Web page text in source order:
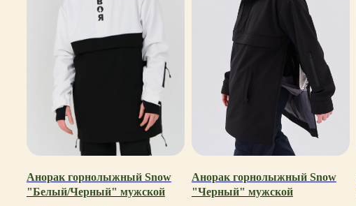
Анорак горнолыжный Snow
"Белый/Черный" мужской
Анорак горнолыжный Snow
"Черный" мужской